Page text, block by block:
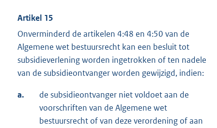
Artikel 15
Onverminderd de artikelen 4:48 en 4:50 van de
Algemene wet bestuursrecht kan een besluit tot
subsidieverlening worden ingetrokken of ten nadele
van de subsidieontvanger worden gewijzigd, indien:
a.
de subsidieontvanger niet voldoet aan de
voorschriften van de Algemene wet
bestuursrecht of van deze verordening of aan